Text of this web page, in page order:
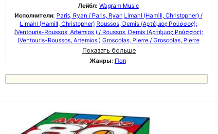
Лейбл: Wagram Music
Исполнители: Paris, Ryan / Paris, Ryan Limahl (Hamill, Christopher) /
Limahl (Hamill, Christopher) Roussos, Demis (Αρτέμιος Ρούσσος);
(Ventouris-Roussos, Artemios ) / Roussos, Demis (Αρτέμιος Ρούσσος);
(Ventouris-Roussos, Artemios ) Groscolas, Pierre / Groscolas, Pierre
Показать больше
Жанры: Поп